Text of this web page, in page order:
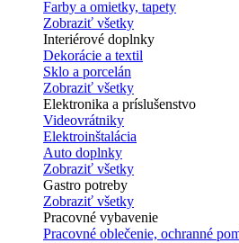
Farby a omietky, tapety
Zobraziť všetky
Interiérové doplnky
Dekorácie a textil
Sklo a porcelán
Zobraziť všetky
Elektronika a príslušenstvo
Videovrátniky
Elektroinštalácia
Auto doplnky
Zobraziť všetky
Gastro potreby
Zobraziť všetky
Pracovné vybavenie
Pracovné oblečenie, ochranné